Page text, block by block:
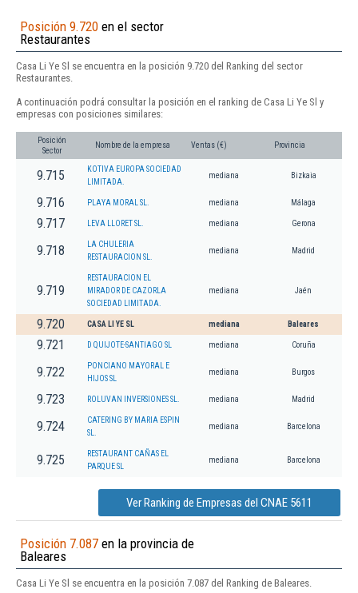
Posición 9.720 en el sector
Restaurantes
Casa Li Ye Sl se encuentra en la posición 9.720 del Ranking del sector
Restaurantes.
A continuación podrá consultar la posición en el ranking de Casa Li Ye Sl y
empresas con posiciones similares:
Posición
Sector
Nombre de la empresa Ventas (€) Provincia
9.715
KOTIVA EUROPA SOCIEDAD
LIMITADA.
mediana Bizkaia
9.716 PLAYA MORAL SL. mediana Málaga
9.717 LEVA LLORET SL. mediana Gerona
9.718
LA CHULERIA
RESTAURACION SL.
mediana Madrid
9.719
RESTAURACION EL
MIRADOR DE CAZORLA
SOCIEDAD LIMITADA.
mediana Jaén
9.720 CASA LI YE SL mediana Baleares
9.721 D QUIJOTE-SANTIAGO SL mediana Coruña
9.722
PONCIANO MAYORAL E
HIJOS SL
mediana Burgos
9.723 ROLUVAN INVERSIONES SL. mediana Madrid
9.724
CATERING BY MARIA ESPIN
SL.
mediana Barcelona
9.725
RESTAURANT CAÑAS EL
PARQUE SL
mediana Barcelona
Ver Ranking de Empresas del CNAE 5611
Posición 7.087 en la provincia de
Baleares
Casa Li Ye Sl se encuentra en la posición 7.087 del Ranking de Baleares.